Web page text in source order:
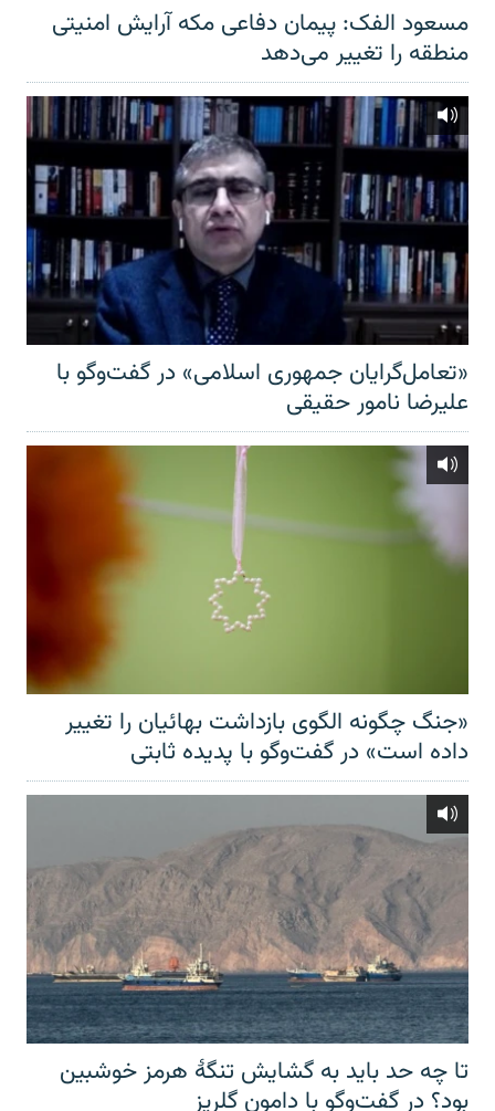
مسعود الفک: پیمان دفاعی مکه آرایش امنیتی
منطقه را تغییر می‌دهد
«تعامل‌گرایان جمهوری اسلامی» در گفت‌وگو با
علیرضا نامور حقیقی
«جنگ چگونه الگوی بازداشت بهائیان را تغییر
داده است» در گفت‌وگو با پدیده ثابتی
تا چه حد باید به گشایش تنگهٔ هرمز خوشبین
بود؟ در گفت‌وگو با دامون گلریز